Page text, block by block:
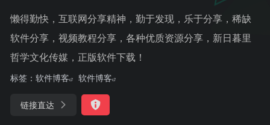
懒得勤快，互联网分享精神，勤于发现，乐于分享，稀缺
软件分享，视频教程分享，各种优质资源分享，新日暮里
哲学文化传媒，正版软件下载！
标签： 软件博客 软件博客
链接直达